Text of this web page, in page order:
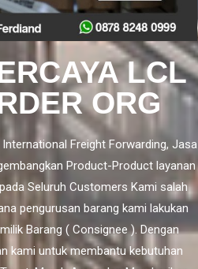
LCL
ORG
Freight Forwarding, Jasa
Product-Product layanan
Seluruh Customers Kami salah
pengurusan barang kami lakukan
Barang ( Consignee ). Dengan
kami untuk membantu kebutuhan